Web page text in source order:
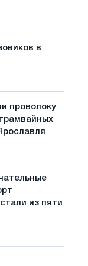
в
проволоку
из пяти